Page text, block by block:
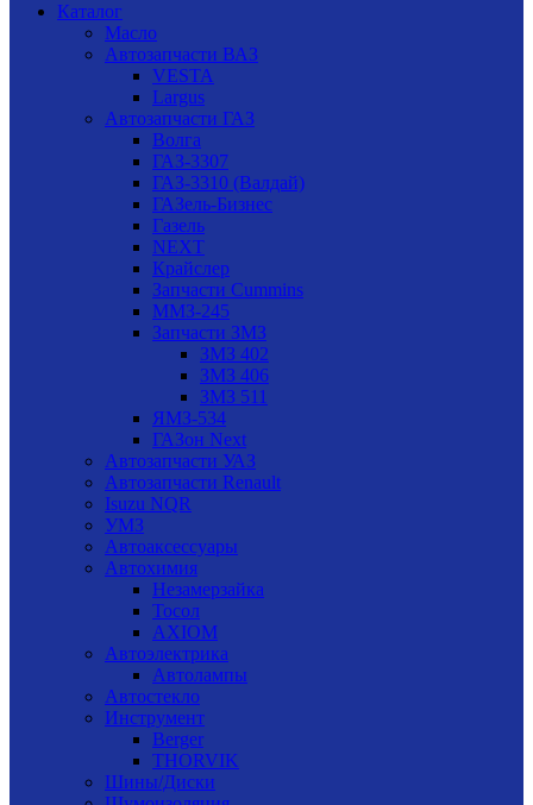
Каталог
Масло
Автозапчасти ВАЗ
VESTA
Largus
Автозапчасти ГАЗ
Волга
ГАЗ-3307
ГАЗ-3310 (Валдай)
ГАЗель-Бизнес
Газель
NEXT
Крайслер
Запчасти Cummins
ММЗ-245
Запчасти ЗМЗ
ЗМЗ 402
ЗМЗ 406
ЗМЗ 511
ЯМЗ-534
ГАЗон Next
Автозапчасти УАЗ
Автозапчасти Renault
Isuzu NQR
УМЗ
Автоаксессуары
Автохимия
Незамерзайка
Тосол
AXIOM
Автоэлектрика
Автолампы
Автостекло
Инструмент
Berger
THORVIK
Шины/Диски